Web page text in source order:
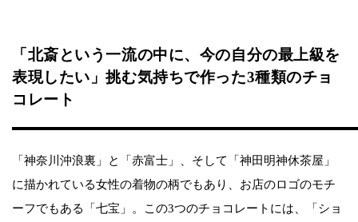
「北斎という一流の中に、今の自分の最上級を
表現したい」挑む気持ちで作った3種類のチョ
コレート
「神奈川沖浪裏」と「赤富士」、そして「神田明神休茶屋」
に描かれている女性の着物の柄でもあり、お店のロゴのモチ
ーフでもある「七宝」。この3つのチョコレートには、「ショ